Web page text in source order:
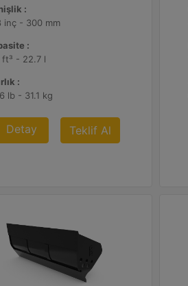
:
inç - 300 mm
:
ft³ - 22.7 l
:
lb - 31.1 kg
Detay Teklif Al